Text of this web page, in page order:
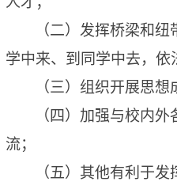
（二） 发挥桥梁和纽
学中来、到同学中去，
（三）组织开展思
（四） 加强与校内外
流；
（五） 其他有利于发